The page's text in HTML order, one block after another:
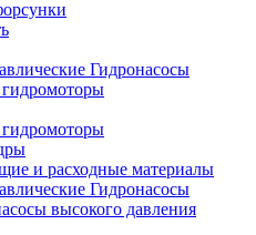
Гидронасосы
и расходные материалы
Гидронасосы
высокого давления